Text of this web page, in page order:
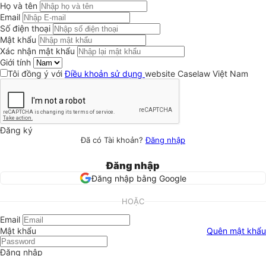
Họ và tên
Email
Số điện thoại
Mật khẩu
Xác nhận mật khẩu
Giới tính
Tôi đồng ý vớiĐiều khoản sử dụng website Caselaw Việt Nam
Đăng ký
Đã có Tài khoản?Đăng nhập
Đăng nhập
Đăng nhập bằng Google
HOẶC
Email
Mật khẩu
Quên mật khẩu
Đăng nhập